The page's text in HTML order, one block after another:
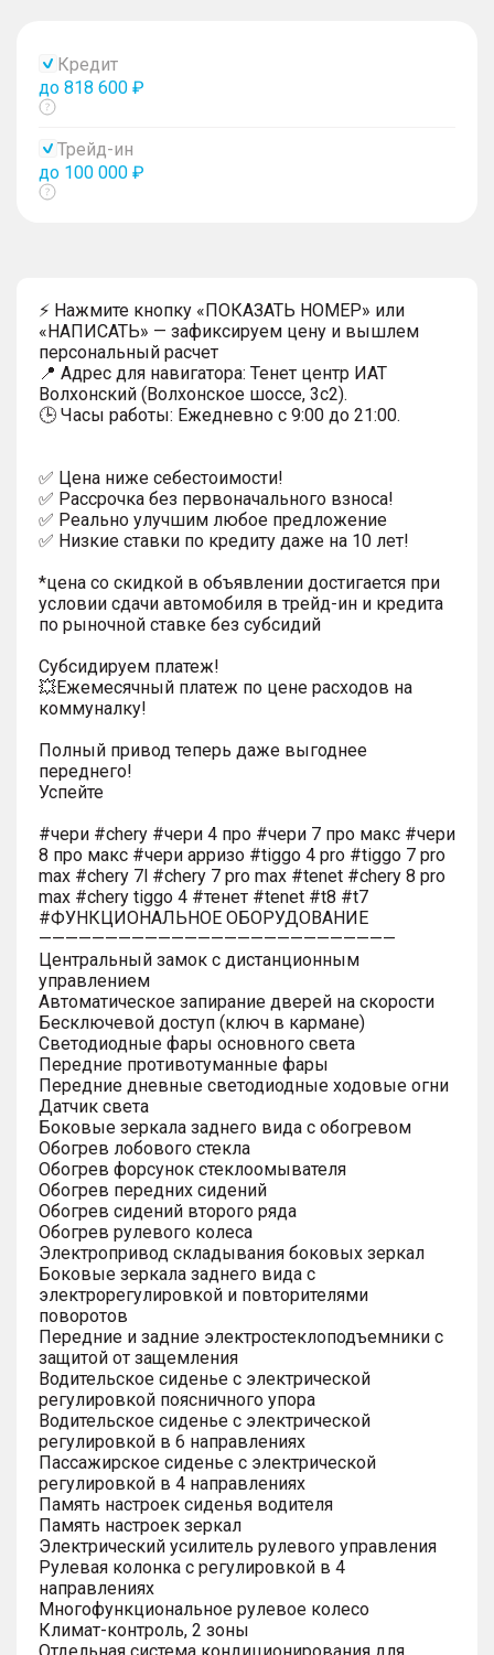
Кредит
до 818 600 ₽
Показать
Трейд-ин
до 100 000 ₽
Показать
⚡ Нажмите кнопку «ПОКАЗАТЬ НОМЕР» или
«НАПИСАТЬ» — зафиксируем цену и вышлем
персональный расчет
📍 Адрес для навигатора: Тенет центр ИАТ
Волхонский (Волхонское шоссе, 3с2).
🕒 Часы работы: Ежедневно с 9:00 до 21:00.
✅ Цена ниже себестоимости!
✅ Рассрочка без первоначального взноса!
✅ Реально улучшим любое предложение
✅ Низкие ставки по кредиту даже на 10 лет!
*цена со скидкой в объявлении достигается при
условии сдачи автомобиля в трейд-ин и кредита
по рыночной ставке без субсидий
Субсидируем платеж!
💥Ежемесячный платеж по цене расходов на
коммуналку!
Полный привод теперь даже выгоднее
переднего!
Успейте
#чери #chery #чери 4 про #чери 7 про макс #чери
8 про макс #чери арризо #tiggo 4 pro #tiggo 7 pro
max #chery 7l #chery 7 pro max #tenet #chery 8 pro
max #chery tiggo 4 #тенет #tenet #t8 #t7
#ФУНКЦИОНАЛЬНОЕ ОБОРУДОВАНИЕ
———————————————————————————
Центральный замок с дистанционным
управлением
Автоматическое запирание дверей на скорости
Бесключевой доступ (ключ в кармане)
Светодиодные фары основного света
Передние противотуманные фары
Передние дневные светодиодные ходовые огни
Датчик света
Боковые зеркала заднего вида с обогревом
Обогрев лобового стекла
Обогрев форсунок стеклоомывателя
Обогрев передних сидений
Обогрев сидений второго ряда
Обогрев рулевого колеса
Электропривод складывания боковых зеркал
Боковые зеркала заднего вида с
электрорегулировкой и повторителями
поворотов
Передние и задние электростеклоподъемники с
защитой от защемления
Водительское сиденье с электрической
регулировкой поясничного упора
Водительское сиденье с электрической
регулировкой в 6 направлениях
Пассажирское сиденье с электрической
регулировкой в 4 направлениях
Память настроек сиденья водителя
Память настроек зеркал
Электрический усилитель рулевого управления
Рулевая колонка с регулировкой в 4
направлениях
Многофункциональное рулевое колесо
Климат-контроль, 2 зоны
Отдельная система кондиционирования для